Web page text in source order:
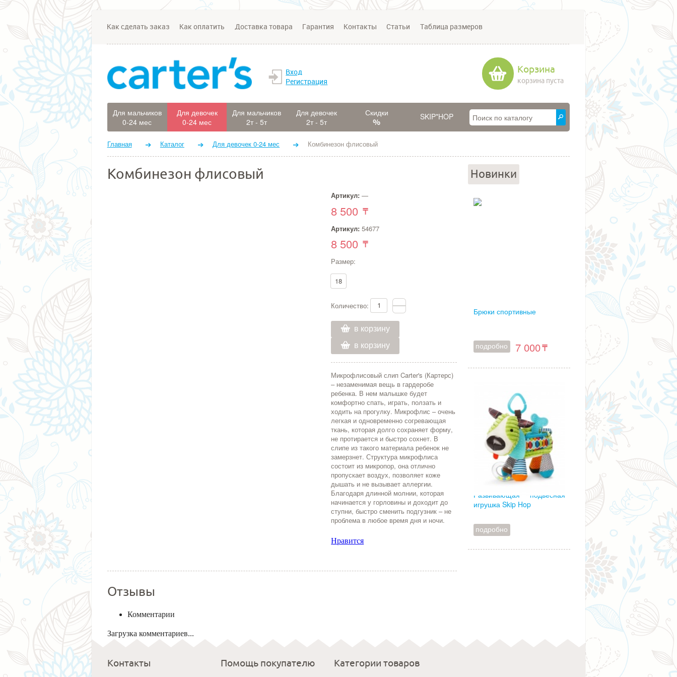
Как сделать заказ Как оплатить Доставка товара Гарантия Контакты Статьи Таблица размеров
Вход
Регистрация
Корзина
корзина пуста
Для мальчиков
0-24 мес
Для девочек
0-24 мес
Для мальчиков
2т - 5т
Для девочек
2т - 5т
Скидки SKIP*HOP
Главная Каталог Для девочек 0-24 мес Комбинезон флисовый
Комбинезон флисовый
Артикул: —
8 500
Артикул: 54677
8 500
Размер:
18
Количество:
в корзину
в корзину
Микрофлисовый слип Carter's (Картерс)
– незаменимая вещь в гардеробе
ребенка. В нем малышке будет
комфортно спать, играть, ползать и
ходить на прогулку. Микрофлис – очень
легкая и одновременно согревающая
ткань, которая долго сохраняет форму,
не протирается и быстро сохнет. В
слипе из такого материала ребенок не
замерзнет. Структура микрофлиса
состоит из микропор, она отлично
пропускает воздух, позволяет коже
дышать и не вызывает аллергии.
Благодаря длинной молнии, которая
начинается у горловины и доходит до
ступни, быстро сменить подгузник – не
проблема в любое время дня и ночи.
Нравится
Отзывы
Комментарии
Загрузка комментариев...
Новинки
Брюки спортивные
подробно 7 000
Развивающая подвесная
игрушка Skip Hop
подробно
Контакты Помощь покупателю Категории товаров